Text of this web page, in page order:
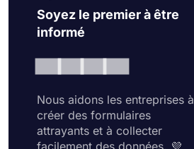
Soyez le premier à être
informé
Nous aidons les entreprises à
créer des formulaires
attrayants et à collecter
facilement des données. 💜